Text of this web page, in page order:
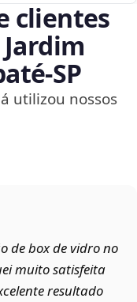
clientes
utilizou nossos
de box de vidro no
muito satisfeita
resultado